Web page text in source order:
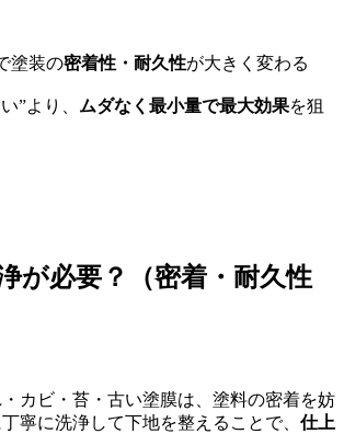
塗装の密着性・耐久性が大きく変わる
”より、 ムダなく最小量で最大効果を狙
が必要？（密着・耐久性
カビ・苔・古い塗膜は、塗料の密着を妨
寧に洗浄して下地を整えることで、 仕上